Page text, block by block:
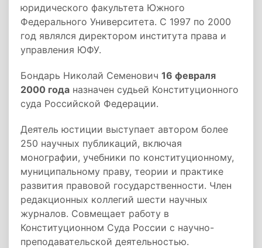
юридического факультета Южного
Федерального Университета. С 1997 по 2000
год являлся директором института права и
управления ЮФУ.
Бондарь Николай Семенович 16 февраля
2000 года назначен судьей Конституционного
суда Российской Федерации.
Деятель юстиции выступает автором более
250 научных публикаций, включая
монографии, учебники по конституционному,
муниципальному праву, теории и практике
развития правовой государственности. Член
редакционных коллегий шести научных
журналов. Совмещает работу в
Конституционном Суда России с научно-
преподавательской деятельностью.